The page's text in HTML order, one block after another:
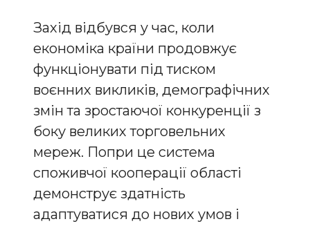
Захід відбувся у час, коли
економіка країни продовжує
функціонувати під тиском
воєнних викликів, демографічних
змін та зростаючої конкуренції з
боку великих торговельних
мереж. Попри це система
споживчої кооперації області
демонструє здатність
адаптуватися до нових умов і